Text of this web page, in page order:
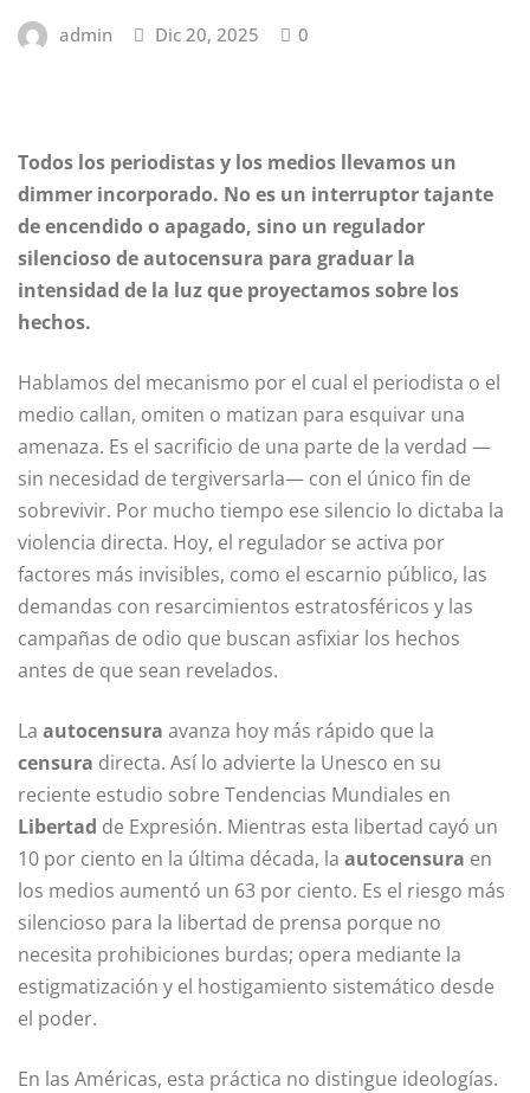
admin Dic 20, 2025 0
Todos los periodistas y los medios llevamos un
dimmer incorporado. No es un interruptor tajante
de encendido o apagado, sino un regulador
silencioso de autocensura para graduar la
intensidad de la luz que proyectamos sobre los
hechos.
Hablamos del mecanismo por el cual el periodista o el
medio callan, omiten o matizan para esquivar una
amenaza. Es el sacrificio de una parte de la verdad —
sin necesidad de tergiversarla— con el único fin de
sobrevivir. Por mucho tiempo ese silencio lo dictaba la
violencia directa. Hoy, el regulador se activa por
factores más invisibles, como el escarnio público, las
demandas con resarcimientos estratosféricos y las
campañas de odio que buscan asfixiar los hechos
antes de que sean revelados.
La autocensura avanza hoy más rápido que la
censura directa. Así lo advierte la Unesco en su
reciente estudio sobre Tendencias Mundiales en
Libertad de Expresión. Mientras esta libertad cayó un
10 por ciento en la última década, la autocensura en
los medios aumentó un 63 por ciento. Es el riesgo más
silencioso para la libertad de prensa porque no
necesita prohibiciones burdas; opera mediante la
estigmatización y el hostigamiento sistemático desde
el poder.
En las Américas, esta práctica no distingue ideologías.